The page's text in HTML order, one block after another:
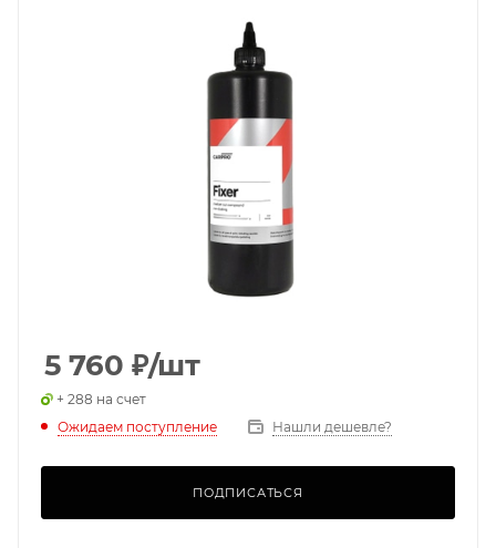
5 760 ₽/шт
+ 288 на счет
Ожидаем поступление
Нашли дешевле?
ПОДПИСАТЬСЯ